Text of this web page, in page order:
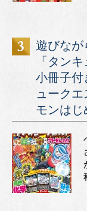
遊びなが
「タン
小冊子付
ューク
モンはじ